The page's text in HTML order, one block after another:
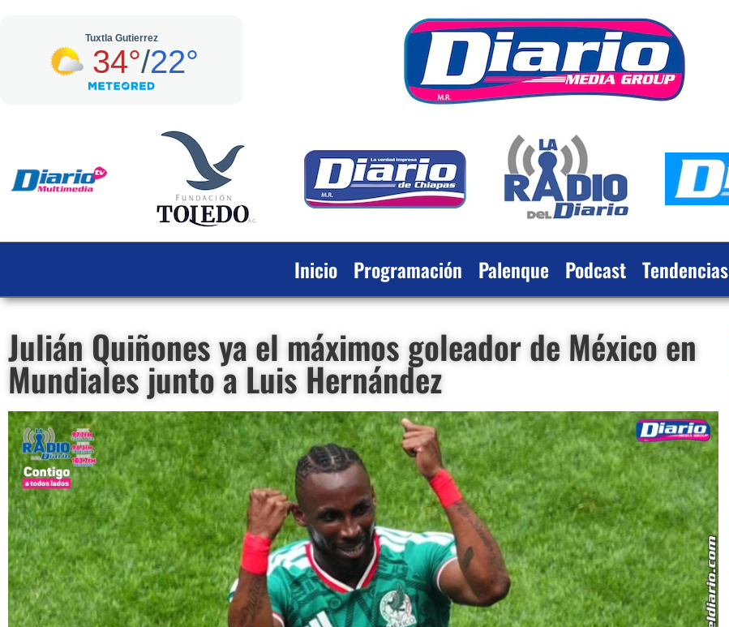
Inicio Programación Palenque Podcast Tendencias
Julián Quiñones ya el máximos goleador de México en
Mundiales junto a Luis Hernández